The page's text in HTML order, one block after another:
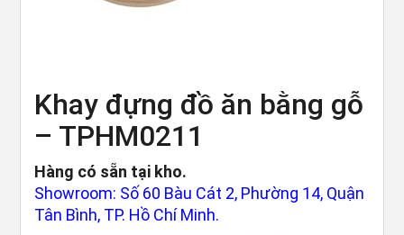
Khay đựng đồ ăn bằng gỗ
– TPHM0211
Hàng có sẵn tại kho.
Showroom: Số 60 Bàu Cát 2, Phường 14, Quận
Tân Bình, TP. Hồ Chí Minh.